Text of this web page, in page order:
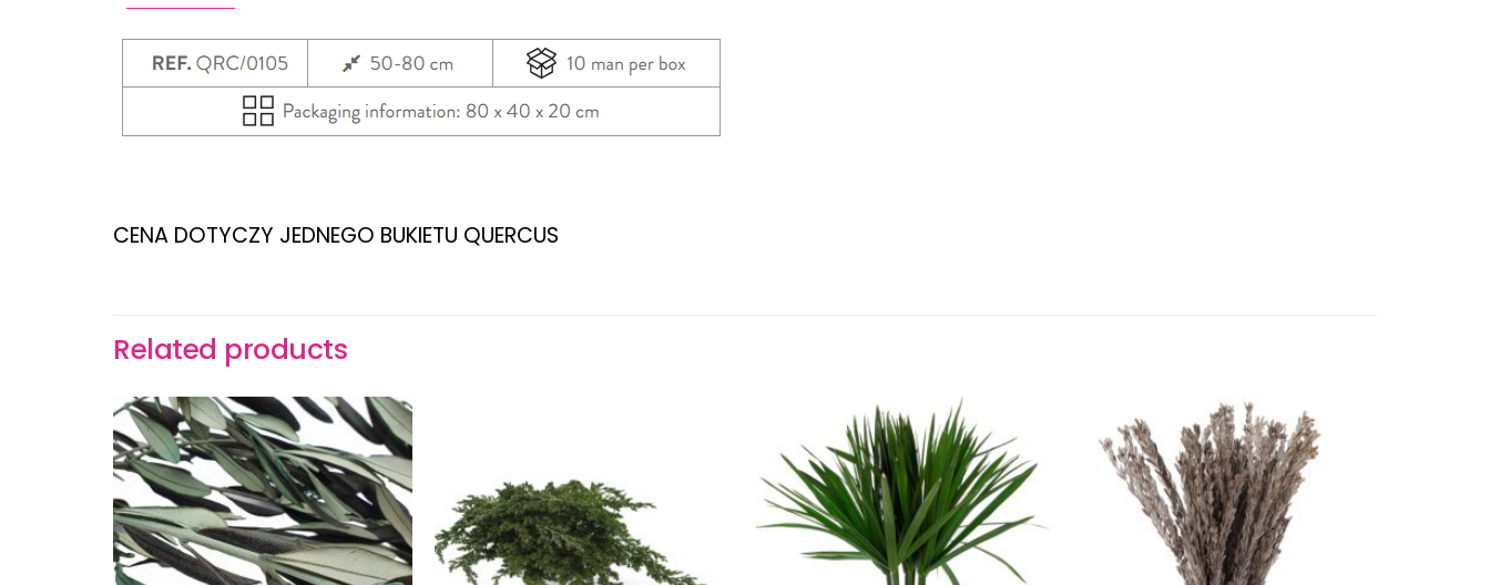
CENA DOTYCZY JEDNEGO BUKIETU QUERCUS
Related products